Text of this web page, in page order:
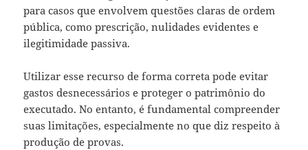
para casos que envolvem questões claras de ordem
pública, como prescrição, nulidades evidentes e
ilegitimidade passiva.
Utilizar esse recurso de forma correta pode evitar
gastos desnecessários e proteger o patrimônio do
executado. No entanto, é fundamental compreender
suas limitações, especialmente no que diz respeito à
produção de provas.